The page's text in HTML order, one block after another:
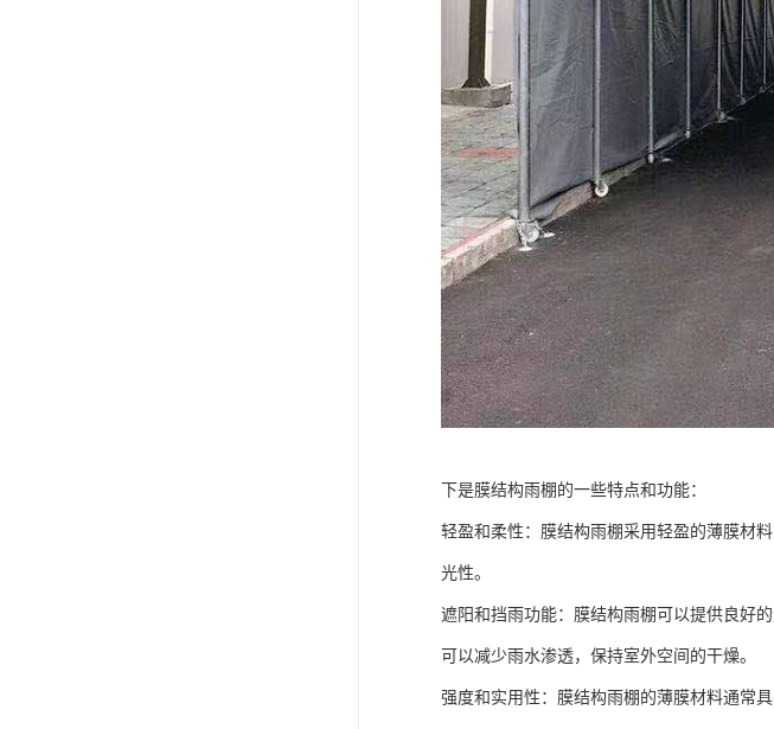
下是膜结构雨棚的一些特点和功能：
轻盈和柔性：膜结构雨棚采用轻盈的薄膜材
光性。
遮阳和挡雨功能：膜结构雨棚可以提供良好
可以减少雨水渗透，保持室外空间的干燥。
强度和实用性：膜结构雨棚的薄膜材料通常